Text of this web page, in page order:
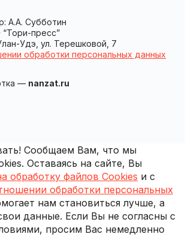
А.А. Субботин
пресс”
Удэ, ул. Терешковой, 7
обработки персональных данных
— nanzat.ru
Сообщаем Вам, что мы
Оставаясь на сайте, Вы
обработку файлов Cookies и с
обработки персональных
нам становиться лучше, а
данные. Если Вы не согласны с
просим Вас немедленно